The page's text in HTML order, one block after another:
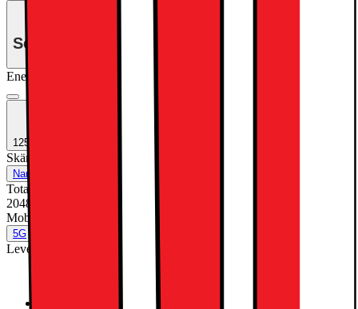
Se månadspris vid delbetalning.
Energiklass
1250:- EXTRA INBYTESRABATT
Skärmteknik Standard glass
Nano Texture Glass
Total lagringskapacitet (GB)
2048
2048
Mobilt datanätverk
5G
Leverantörens färgnamn Space Black